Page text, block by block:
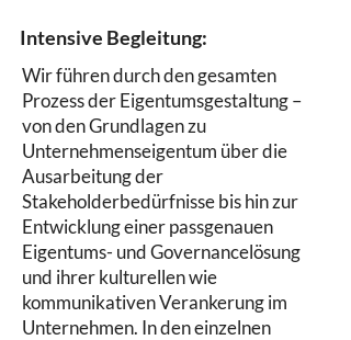
Intensive Begleitung:
Wir führen durch den gesamten
Prozess der Eigentumsgestaltung –
von den Grundlagen zu
Unternehmenseigentum über die
Ausarbeitung der
Stakeholderbedürfnisse bis hin zur
Entwicklung einer passgenauen
Eigentums- und Governancelösung
und ihrer kulturellen wie
kommunikativen Verankerung im
Unternehmen. In den einzelnen